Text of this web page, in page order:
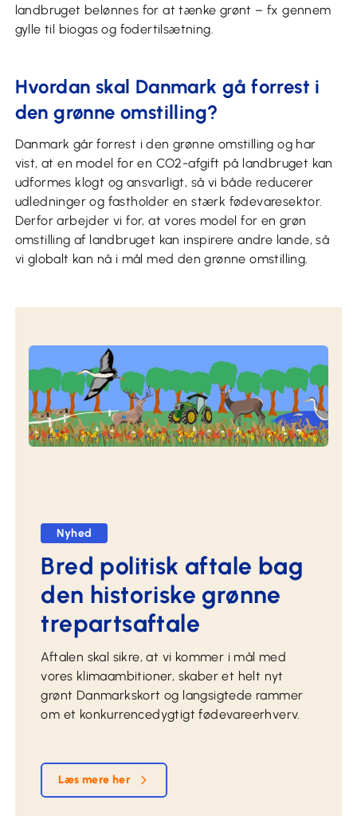
landbruget belønnes for at tænke grønt – fx gennem
gylle til biogas og fodertilsætning.
Hvordan skal Danmark gå forrest i
den grønne omstilling?
Danmark går forrest i den grønne omstilling og har
vist, at en model for en CO2-afgift på landbruget kan
udformes klogt og ansvarligt, så vi både reducerer
udledninger og fastholder en stærk fødevaresektor.
Derfor arbejder vi for, at vores model for en grøn
omstilling af landbruget kan inspirere andre lande, så
vi globalt kan nå i mål med den grønne omstilling.
Nyhed
Bred politisk aftale bag
den historiske grønne
trepartsaftale
Aftalen skal sikre, at vi kommer i mål med
vores klimaambitioner, skaber et helt nyt
grønt Danmarkskort og langsigtede rammer
om et konkurrencedygtigt fødevareerhverv.
Læs mere her